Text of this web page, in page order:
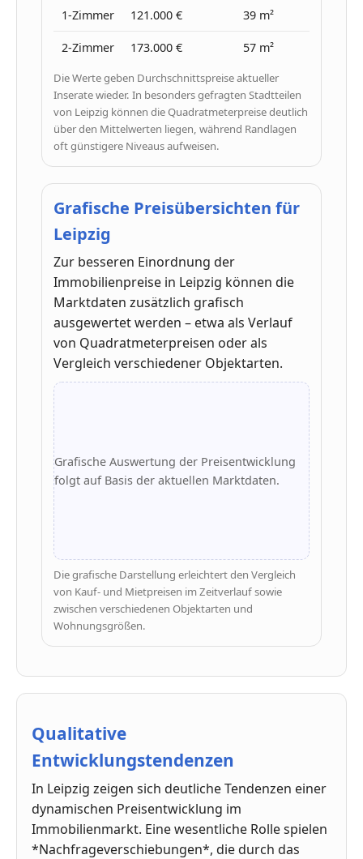
1-Zimmer 121.000 € 39 m²
2-Zimmer 173.000 € 57 m²
Die Werte geben Durchschnittspreise aktueller
Inserate wieder. In besonders gefragten Stadtteilen
von Leipzig können die Quadratmeterpreise deutlich
über den Mittelwerten liegen, während Randlagen
oft günstigere Niveaus aufweisen.
Grafische Preisübersichten für
Leipzig
Zur besseren Einordnung der
Immobilienpreise in Leipzig können die
Marktdaten zusätzlich grafisch
ausgewertet werden – etwa als Verlauf
von Quadratmeterpreisen oder als
Vergleich verschiedener Objektarten.
Grafische Auswertung der Preisentwicklung
folgt auf Basis der aktuellen Marktdaten.
Die grafische Darstellung erleichtert den Vergleich
von Kauf- und Mietpreisen im Zeitverlauf sowie
zwischen verschiedenen Objektarten und
Wohnungsgrößen.
Qualitative
Entwicklungstendenzen
In Leipzig zeigen sich deutliche Tendenzen einer
dynamischen Preisentwicklung im
Immobilienmarkt. Eine wesentliche Rolle spielen
*Nachfrageverschiebungen*, die durch das